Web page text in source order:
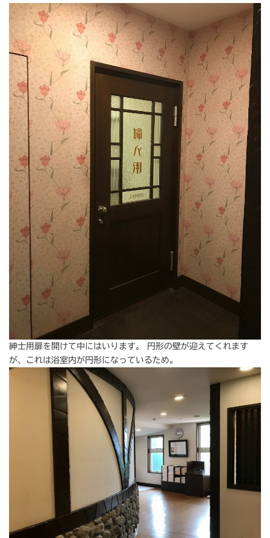
紳士用扉を開けて中にはいります。 円形の壁が迎えてくれます
が、これは浴室内が円形になっているため。